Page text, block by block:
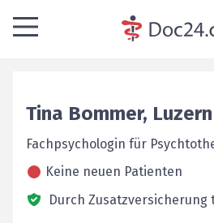
Tina Bommer, Luzern
Fachpsychologin für
Keine neuen Patienten
Durch Zusatzversicherung